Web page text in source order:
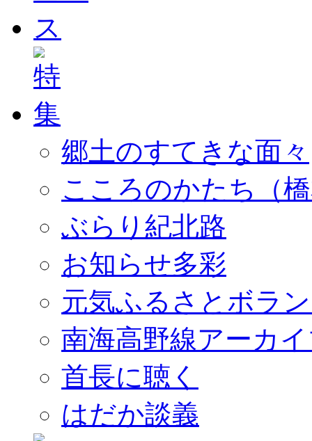
郷土のすてきな面々
こころのかたち（
ぶらり紀北路
お知らせ多彩
元気ふるさとボラ
南海高野線アーカ
首長に聴く
はだか談義